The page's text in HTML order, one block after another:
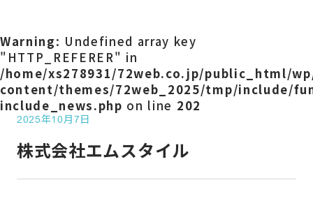
サービス
制作事例
お客様の声
Warning: Undefined array key
"HTTP_REFERER" in
/home/xs278931/72web.co.jp/public_html/
content/themes/72web_2025/tmp/include/
include_news.php on line 202
2025年10月7日
株式会社エムスタイル